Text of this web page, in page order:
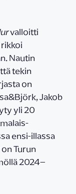
valloitti
Nautin
tekin
on
Jakob
yli 20
ensi-illassa
Turun
2024–